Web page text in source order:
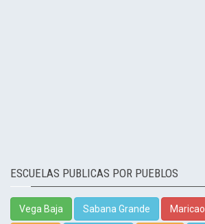
ESCUELAS PUBLICAS POR PUEBLOS
Vega Baja Sabana Grande Maricao